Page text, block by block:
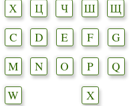
Х
Ц Ч Ш Щ
C
D E F G
M
N O P Q
W
X